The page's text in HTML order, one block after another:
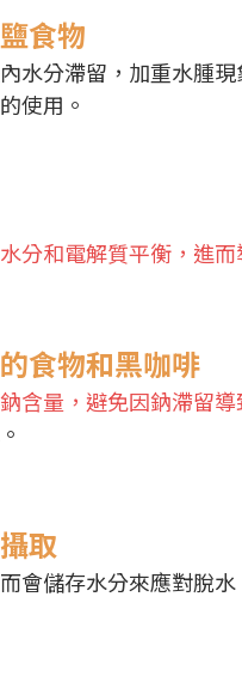
食物
水分滯留，加重水腫現
使用。
分和電解質平衡，進
食物和黑咖啡
含量，避免因鈉滯留
取
會儲存水分來應對脫